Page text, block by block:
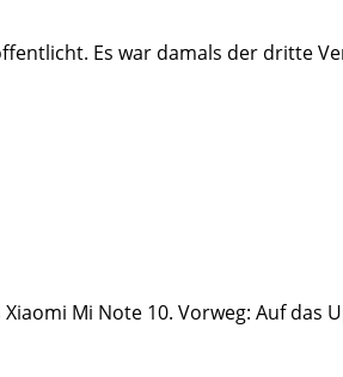
Es war damals der dritte
Mi Note 10. Vorweg: Auf das